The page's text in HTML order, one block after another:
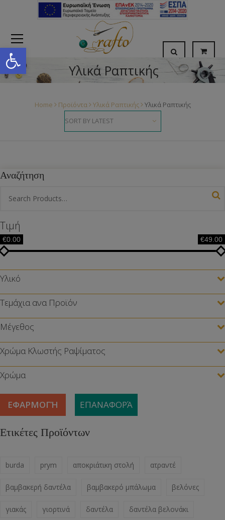
Open toolbar
Υλικά Ραπτικής
Home Προϊόντα Υλικά Ραπτικής Υλικά Ραπτικής
Αναζήτηση
Τιμή
€0.00 €49.00
Υλικό
Τεμάχια ανα Προϊόν
Μέγεθος
Χρώμα Κλωστής Ραψίματος
Χρώμα
ΕΦΑΡΜΟΓΉ ΕΠΑΝΑΦΟΡΆ
Ετικέτες Προϊόντων
burda prym αποκριάτικη στολή ατραντέ
βαμβακερή δαντέλα βαμβακερό μπάλωμα βελόνες
γιακάς γιορτινά δαντέλα δαντέλα βελονάκι